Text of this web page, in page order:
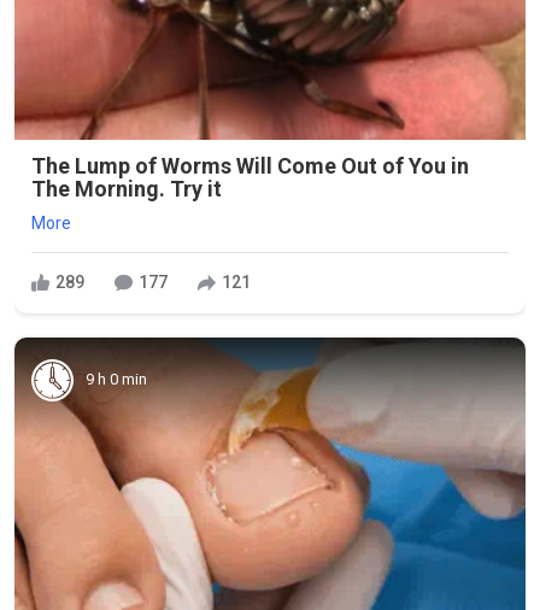
The Lump of Worms Will Come Out of You in
The Morning. Try it
More
289 177 121
9 h 0 min